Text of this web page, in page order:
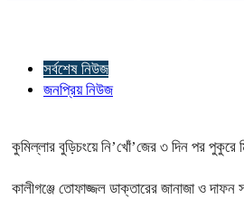
সর্বশেষ নিউজ
জনপ্রিয় নিউজ
কুমিল্লার বুড়িচংয়ে নি’খোঁ’জের ৩ দিন পর পুকুরে
কালীগঞ্জে তোফাজ্জল ডাক্তারের জানাজা ও দাফন